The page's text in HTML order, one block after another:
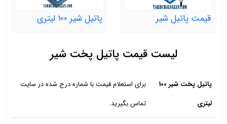
قیمت پاتیل شیر پاتیل شیر 100 لیتری
لیست قیمت پاتیل پخت شیر
پاتیل پخت شیر 100
لیتری
برای استعلام قیمت با شماره درج شده در سایت
تماس بگیرید.